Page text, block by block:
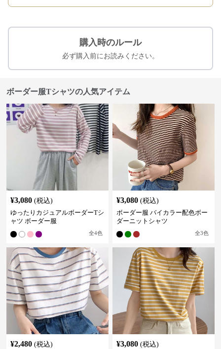
購入時のルール
必ず購入前にお読みください。
ボーダー服Tシャツの人気アイテム
¥3,080 (税込)
ゆったりカジュアルボーダーTシ
ャツ ボーダー服
全4色
¥3,080 (税込)
ボーダー服 バイカラー配色ボー
ダーニットシャツ
全3色
¥2,480 (税込)
¥3,080 (税込)